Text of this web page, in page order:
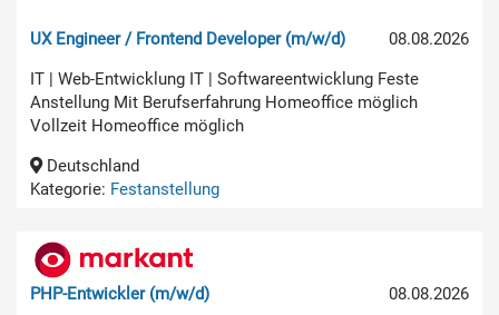
08.08.2026
UX Engineer / Frontend Developer (m/w/d)
IT | Web-Entwicklung IT | Softwareentwicklung Feste
Anstellung Mit Berufserfahrung Homeoffice möglich
Vollzeit Homeoffice möglich
Deutschland
Kategorie: Festanstellung
08.08.2026
PHP-Entwickler (m/w/d)